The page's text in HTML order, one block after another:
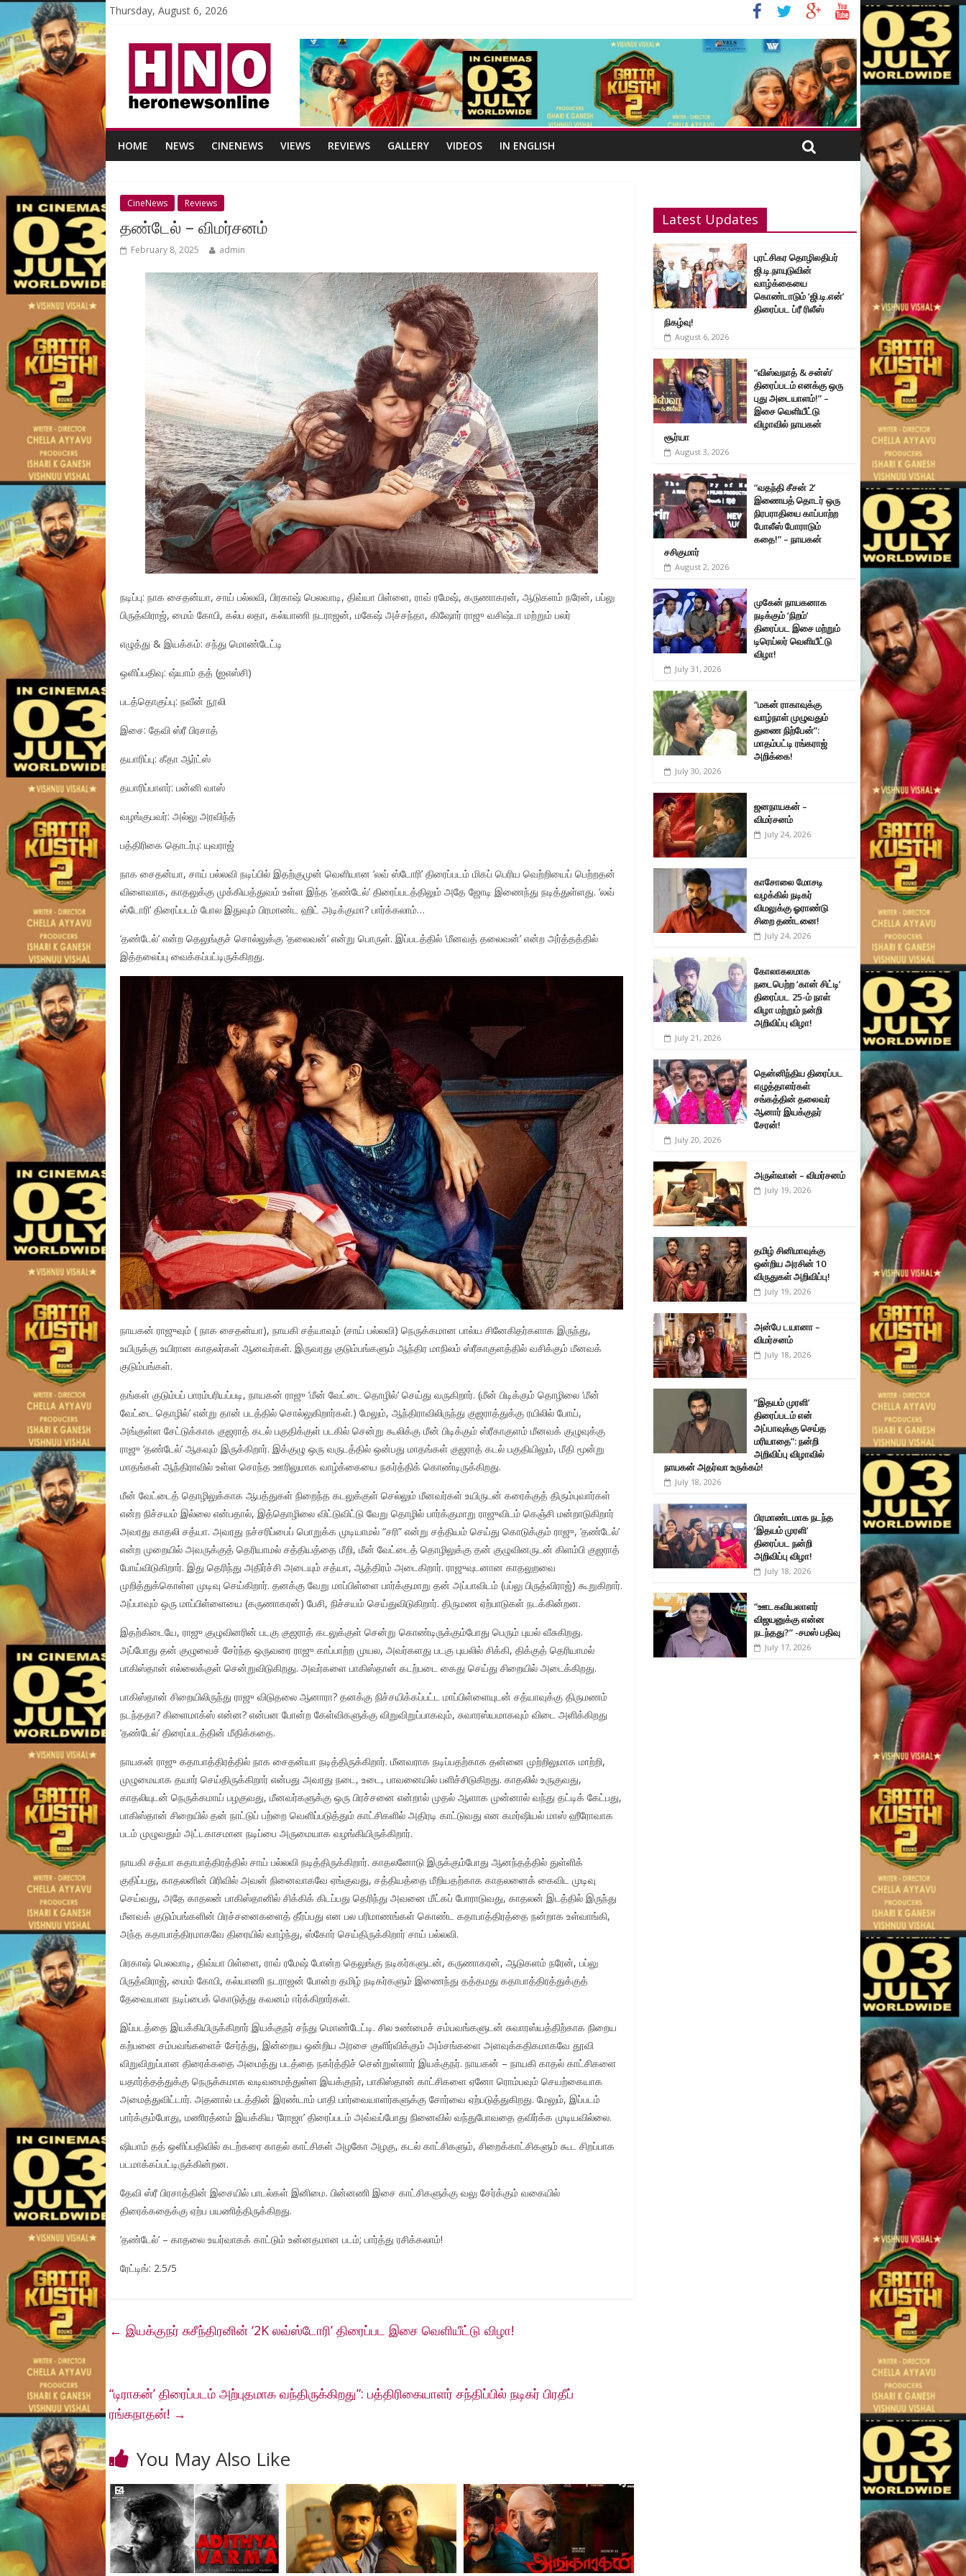
Thursday, August 6, 2026
HOME NEWS CINENEWS VIEWS REVIEWS GALLERY VIDEOS IN ENGLISH
CineNews Reviews
தண்டேல் – விமர்சனம்
February 8, 2025 admin
நடிப்பு: நாக சைதன்யா, சாய் பல்லவி, பிரகாஷ் பெலவாடி, திவ்யா பிள்ளை, ராவ் ரமேஷ், கருணாகரன், ஆடுகளம் நரேன், பப்லு
பிருத்விராஜ், மைம் கோபி, கல்ப லதா, கல்யாணி நடராஜன், மகேஷ் அச்சந்தா, கிஷோர் ராஜு வசிஷ்டா மற்றும் பலர்
எழுத்து & இயக்கம்: சந்து மொண்டேட்டி
ஒளிப்பதிவு: ஷ்யாம் தத் (ஐஎஸ்சி)
படத்தொகுப்பு: நவீன் நூலி
இசை: தேவி ஸ்ரீ பிரசாத்
தயாரிப்பு: கீதா ஆர்ட்ஸ்
தயாரிப்பாளர்: பன்னி வாஸ்
வழங்குபவர்: அல்லு அரவிந்த்
பத்திரிகை தொடர்பு: யுவராஜ்
நாக சைதன்யா, சாய் பல்லவி நடிப்பில் இதற்குமுன் வெளியான ‘லவ் ஸ்டோரி’ திரைப்படம் மிகப் பெரிய வெற்றியைப் பெற்றதன்
விளைவாக, காதலுக்கு முக்கியத்துவம் உள்ள இந்த ‘தண்டேல்’ திரைப்படத்திலும் அதே ஜோடி இணைந்து நடித்துள்ளது. ‘லவ்
ஸ்டோரி’ திரைப்படம் போல இதுவும் பிரமாண்ட ஹிட் அடிக்குமா? பார்க்கலாம்…
‘தண்டேல்’ என்ற தெலுங்குச் சொல்லுக்கு ‘தலைவன்’ என்று பொருள். இப்படத்தில் ‘மீனவத் தலைவன்’ என்ற அர்த்தத்தில்
இத்தலைப்பு வைக்கப்பட்டிருக்கிறது.
நாயகன் ராஜுவும் ( நாக சைதன்யா), நாயகி சத்யாவும் (சாய் பல்லவி) நெருக்கமான பால்ய சினேகிதர்களாக இருந்து,
உயிருக்கு உயிரான காதலர்கள் ஆனவர்கள். இருவரது குடும்பங்களும் ஆந்திர மாநிலம் ஸ்ரீகாகுளத்தில் வசிக்கும் மீனவக்
குடும்பங்கள்.
தங்கள் குடும்பப் பாரம்பரியப்படி, நாயகன் ராஜு ’மீன் வேட்டை தொழில்’ செய்து வருகிறார். (மீன் பிடிக்கும் தொழிலை ‘மீன்
வேட்டை தொழில்’ என்று தான் படத்தில் சொல்லுகிறார்கள்.) மேலும், ஆந்திராவிலிருந்து குஜராத்துக்கு ரயிலில் போய்,
அங்குள்ள சேட்டுக்காக குஜராத் கடல் பகுதிக்குள் படகில் சென்று கூலிக்கு மீன் பிடிக்கும் ஸ்ரீகாகுளம் மீனவக் குழுவுக்கு
ராஜு ‘தண்டேல்’ ஆகவும் இருக்கிறார். இக்குழு ஒரு வருடத்தில் ஒன்பது மாதங்கள் குஜராத் கடல் பகுதியிலும், மீதி மூன்று
மாதங்கள் ஆந்திராவில் உள்ள சொந்த ஊரிலுமாக வாழ்க்கையை நகர்த்திக் கொண்டிருக்கிறது.
மீன் வேட்டைத் தொழிலுக்காக ஆபத்துகள் நிறைந்த கடலுக்குள் செல்லும் மீனவர்கள் உயிருடன் கரைக்குத் திரும்புவார்கள்
என்ற நிச்சயம் இல்லை என்பதால், இத்தொழிலை விட்டுவிட்டு வேறு தொழில் பார்க்குமாறு ராஜுவிடம் கெஞ்சி மன்றாடுகிறார்
அவரது காதலி சத்யா. அவரது நச்சரிப்பைப் பொறுக்க முடியாமல் “சரி” என்று சத்தியம் செய்து கொடுக்கும் ராஜு, ‘தண்டேல்’
என்ற முறையில் அவருக்குத் தெரியாமல் சத்தியத்தை மீறி, மீன் வேட்டைத் தொழிலுக்கு தன் குழுவினருடன் கிளம்பி குஜராத்
போய்விடுகிறார். இது தெரிந்து அதிர்ச்சி அடையும் சத்யா, ஆத்திரம் அடைகிறார். ராஜுவுடனான காதலுறவை
முறித்துக்கொள்ள முடிவு செய்கிறார். தனக்கு வேறு மாப்பிள்ளை பார்க்குமாறு தன் அப்பாவிடம் (பப்லு பிருத்விராஜ்) கூறுகிறார்.
அப்பாவும் ஒரு மாப்பிள்ளையை (கருணாகரன்) பேசி, நிச்சயம் செய்துவிடுகிறார். திருமண ஏற்பாடுகள் நடக்கின்றன.
இதற்கிடையே, ராஜு குழுவினரின் படகு குஜராத் கடலுக்குள் சென்று கொண்டிருக்கும்போது பெரும் புயல் வீசுகிறது.
அப்போது தன் குழுவைச் சேர்ந்த ஒருவரை ராஜு காப்பாற்ற முயல, அவர்களது படகு புயலில் சிக்கி, திக்குத் தெரியாமல்
பாகிஸ்தான் எல்லைக்குள் சென்றுவிடுகிறது. அவர்களை பாகிஸ்தான் கடற்படை கைது செய்து சிறையில் அடைக்கிறது.
பாகிஸ்தான் சிறையிலிருந்து ராஜு விடுதலை ஆனாரா? தனக்கு நிச்சயிக்கப்பட்ட மாப்பிள்ளையுடன் சத்யாவுக்கு திருமணம்
நடந்ததா? கிளைமாக்ஸ் என்ன? என்பன போன்ற கேள்விகளுக்கு விறுவிறுப்பாகவும், சுவாரஸ்யமாகவும் விடை அளிக்கிறது
‘தண்டேல்’ திரைப்படத்தின் மீதிக்கதை.
நாயகன் ராஜு கதாபாத்திரத்தில் நாக சைதன்யா நடித்திருக்கிறார். மீனவராக நடிப்பதற்காக தன்னை முற்றிலுமாக மாற்றி,
முழுமையாக தயார் செய்திருக்கிறார் என்பது அவரது நடை, உடை, பாவனையில் பளிச்சிடுகிறது. காதலில் உருகுவது,
காதலியுடன் நெருக்கமாய் பழகுவது, மீனவர்களுக்கு ஒரு பிரச்சனை என்றால் முதல் ஆளாக முன்னால் வந்து தட்டிக் கேட்பது,
பாகிஸ்தான் சிறையில் தன் நாட்டுப் பற்றை வெளிப்படுத்தும் காட்சிகளில் அதிரடி காட்டுவது என கமர்ஷியல் மாஸ் ஹீரோவாக
படம் முழுவதும் அட்டகாசமான நடிப்பை அருமையாக வழங்கியிருக்கிறார்.
நாயகி சத்யா கதாபாத்திரத்தில் சாய் பல்லவி நடித்திருக்கிறார். காதலனோடு இருக்கும்போது ஆனந்தத்தில் துள்ளிக்
குதிப்பது, காதலனின் பிரிவில் அவன் நினைவாகவே ஏங்குவது, சத்தியத்தை மீறியதற்காக காதலனைக் கைவிட முடிவு
செய்வது, அதே காதலன் பாகிஸ்தானில் சிக்கிக் கிடப்பது தெரிந்து அவனை மீட்கப் போராடுவது, காதலன் இடத்தில் இருந்து
மீனவக் குடும்பங்களின் பிரச்சனைகளைத் தீர்ப்பது என பல பரிமாணங்கள் கொண்ட கதாபாத்திரத்தை நன்றாக உள்வாங்கி,
அந்த கதாபாத்திரமாகவே திரையில் வாழ்ந்து, ஸ்கோர் செய்திருக்கிறார் சாய் பல்லவி.
பிரகாஷ் பெலவாடி, திவ்யா பிள்ளை, ராவ் ரமேஷ் போன்ற தெலுங்கு நடிகர்களுடன், கருணாகரன், ஆடுகளம் நரேன், பப்லு
பிருத்விராஜ், மைம் கோபி, கல்யாணி நடராஜன் போன்ற தமிழ் நடிகர்களும் இணைந்து தத்தமது கதாபாத்திரத்துக்குத்
தேவையான நடிப்பைக் கொடுத்து கவனம் ஈர்க்கிறார்கள்.
இப்படத்தை இயக்கியிருக்கிறார் இயக்குநர் சந்து மொண்டேட்டி. சில உண்மைச் சம்பவங்களுடன் சுவாரஸ்யத்திற்காக நிறைய
கற்பனை சம்பவங்களைச் சேர்த்து, இன்றைய ஒன்றிய அரசை குளிர்விக்கும் அம்சங்களை அளவுக்கதிகமாகவே தூவி
விறுவிறுப்பான திரைக்கதை அமைத்து படத்தை நகர்த்திச் சென்றுள்ளார் இயக்குநர். நாயகன் – நாயகி காதல் காட்சிகளை
யதார்த்தத்துக்கு நெருக்கமாக வடிவமைத்துள்ள இயக்குநர், பாகிஸ்தான் காட்சிகளை ஏனோ ரொம்பவும் செயற்கையாக
அமைத்துவிட்டார். அதனால் படத்தின் இரண்டாம் பாதி பார்வையாளர்களுக்கு சோர்வை ஏற்படுத்துகிறது. மேலும், இப்படம்
பார்க்கும்போது, மணிரத்னம் இயக்கிய ‘ரோஜா’ திரைப்படம் அவ்வப்போது நினைவில் வந்துபோவதை தவிர்க்க முடியவில்லை.
ஷியாம் தத் ஒளிப்பதிவில் கடற்கரை காதல் காட்சிகள் அழகோ அழகு, கடல் காட்சிகளும், சிறைக்காட்சிகளும் கூட சிறப்பாக
படமாக்கப்பட்டிருக்கின்றன.
தேவி ஸ்ரீ பிரசாத்தின் இசையில் பாடல்கள் இனிமை. பின்னணி இசை காட்சிகளுக்கு வலு சேர்க்கும் வகையில்
திரைக்கதைக்கு ஏற்ப பயணித்திருக்கிறது.
‘தண்டேல்’ – காதலை உயர்வாகக் காட்டும் உன்னதமான படம்; பார்த்து ரசிக்கலாம்!
ரேட்டிங்: 2.5/5
← இயக்குநர் சுசீந்திரனின் ‘2K லவ்ஸ்டோரி’ திரைப்பட இசை வெளியீட்டு விழா!
“டிராகன்’ திரைப்படம் அற்புதமாக வந்திருக்கிறது”: பத்திரிகையாளர் சந்திப்பில் நடிகர் பிரதீப்
ரங்கநாதன்! →
You May Also Like
Latest Updates
புரட்சிகர தொழிலதிபர்
ஜி.டி.நாயுடுவின்
வாழ்க்கையை
கொண்டாடும் ‘ஜி.டி.என்’
திரைப்பட ப்ரீ ரிலீஸ்
நிகழ்வு!
August 6, 2026
“விஸ்வநாத் & சன்ஸ்’
திரைப்படம் எனக்கு ஒரு
புது அடையாளம்!” –
இசை வெளியீட்டு
விழாவில் நாயகன்
சூர்யா
August 3, 2026
“வதந்தி சீசன் 2’
இணையத் தொடர் ஒரு
நிரபராதியை காப்பாற்ற
போலீஸ் போராடும்
கதை!” – நாயகன்
சசிகுமார்
August 2, 2026
முகேன் நாயகனாக
நடிக்கும் ‘நிறம்’
திரைப்பட இசை மற்றும்
டிரெய்லர் வெளியீட்டு
விழா!
July 31, 2026
“மகன் ராகாவுக்கு
வாழ்நாள் முழுவதும்
துணை நிற்பேன்”:
மாதம்பட்டி ரங்கராஜ்
அறிக்கை!
July 30, 2026
ஜனநாயகன் –
விமர்சனம்
July 24, 2026
காசோலை மோசடி
வழக்கில் நடிகர்
விமலுக்கு ஓராண்டு
சிறை தண்டனை!
July 24, 2026
கோலாகலமாக
நடைபெற்ற ‘கான் சிட்டி’
திரைப்பட 25-ம் நாள்
விழா மற்றும் நன்றி
அறிவிப்பு விழா!
July 21, 2026
தென்னிந்திய திரைப்பட
எழுத்தாளர்கள்
சங்கத்தின் தலைவர்
ஆனார் இயக்குநர்
சேரன்!
July 20, 2026
அருள்வான் – விமர்சனம்
July 19, 2026
தமிழ் சினிமாவுக்கு
ஒன்றிய அரசின் 10
விருதுகள் அறிவிப்பு!
July 19, 2026
அன்பே டயானா –
விமர்சனம்
July 18, 2026
”இதயம் முரளி’
திரைப்படம் என்
அப்பாவுக்கு செய்த
மரியாதை”: நன்றி
அறிவிப்பு விழாவில்
நாயகன் அதர்வா உருக்கம்!
July 18, 2026
பிரமாண்டமாக நடந்த
‘இதயம் முரளி’
திரைப்பட நன்றி
அறிவிப்பு விழா!
July 18, 2026
”ஊடகவியலாளர்
விஜயனுக்கு என்ன
நடந்தது?” -சமஸ் பதிவு
July 17, 2026